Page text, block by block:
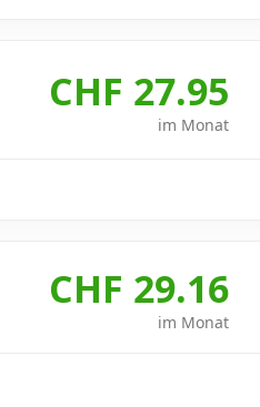
CHF 27.95
im Monat
CHF 29.16
im Monat